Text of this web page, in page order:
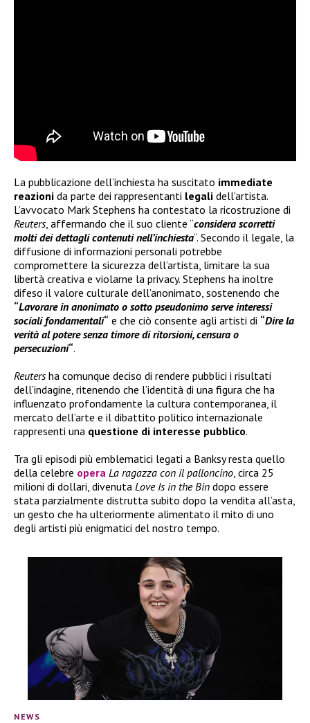
La pubblicazione dell’inchiesta ha suscitato immediate
reazioni da parte dei rappresentanti legali dell’artista.
L’avvocato Mark Stephens ha contestato la ricostruzione di
Reuters, affermando che il suo cliente “considera scorretti
molti dei dettagli contenuti nell’inchiesta“. Secondo il legale, la
diffusione di informazioni personali potrebbe
compromettere la sicurezza dell’artista, limitare la sua
libertà creativa e violarne la privacy. Stephens ha inoltre
difeso il valore culturale dell’anonimato, sostenendo che
“Lavorare in anonimato o sotto pseudonimo serve interessi
sociali fondamentali“ e che ciò consente agli artisti di “Dire la
verità al potere senza timore di ritorsioni, censura o
persecuzioni“.
Reutersha comunque deciso di rendere pubblici i risultati
dell’indagine, ritenendo che l’identità di una figura che ha
influenzato profondamente la cultura contemporanea, il
mercato dell’arte e il dibattito politico internazionale
rappresenti una questione di interesse pubblico.
Tra gli episodi più emblematici legati a Banksy resta quello
della celebre opera La ragazza con il palloncino, circa 25
milioni di dollari, divenuta Love Is in the Bin dopo essere
stata parzialmente distrutta subito dopo la vendita all’asta,
un gesto che ha ulteriormente alimentato il mito di uno
degli artisti più enigmatici del nostro tempo.
NEWS